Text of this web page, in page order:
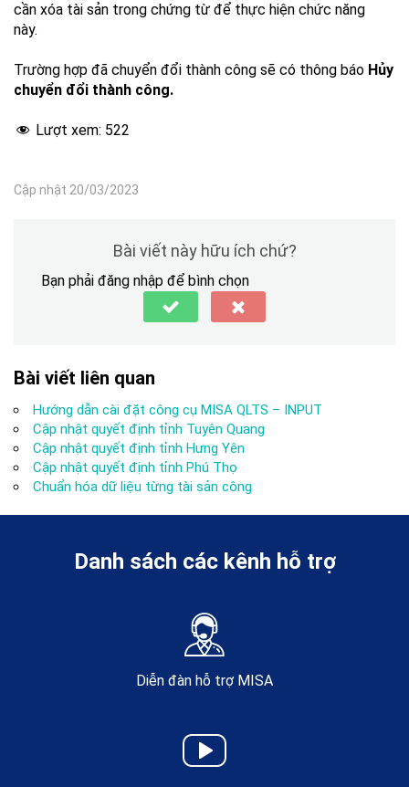
cần xóa tài sản trong chứng từ để thực hiện chức năng
này.
Trường hợp đã chuyển đổi thành công sẽ có thông báo Hủy
chuyển đổi thành công.
Lượt xem: 522
Cập nhật 20/03/2023
Bài viết này hữu ích chứ?
Bạn phải đăng nhập để bình chọn
Bài viết liên quan
Hướng dẫn cài đặt công cụ MISA QLTS – INPUT
Cập nhật quyết định tỉnh Tuyên Quang
Cập nhật quyết định tỉnh Hưng Yên
Cập nhật quyết định tỉnh Phú Thọ
Chuẩn hóa dữ liệu từng tài sản công
Danh sách các kênh hỗ trợ
Diễn đàn hỗ trợ MISA